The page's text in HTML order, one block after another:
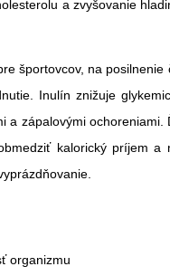
a zvyšovanie
športovcov, na
Inulín znižuje
zápalovými ochoreniami.
kalorický príjem a
organizmu